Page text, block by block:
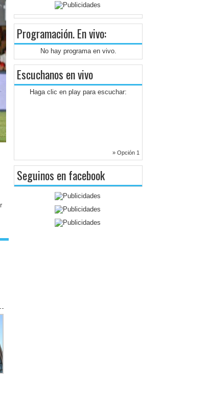
Programación. En vivo:
No hay programa en vivo.
Escuchanos en vivo
Haga clic en play para escuchar:
» Opción 1
Seguinos en facebook